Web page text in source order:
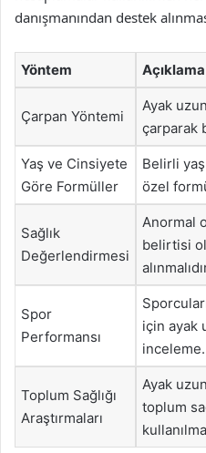
danışmanından destek
Yöntem Açıklama
Çarpan Yöntemi
Ayak
çarparak
Yaş ve Cinsiyete
Göre Formüller
Belirli
özel
Sağlık
Değerlendirmesi
Anormal
belirtisi
Spor
Performansı
için ayak
inceleme.
Toplum Sağlığı
Araştırmaları
Ayak
toplum